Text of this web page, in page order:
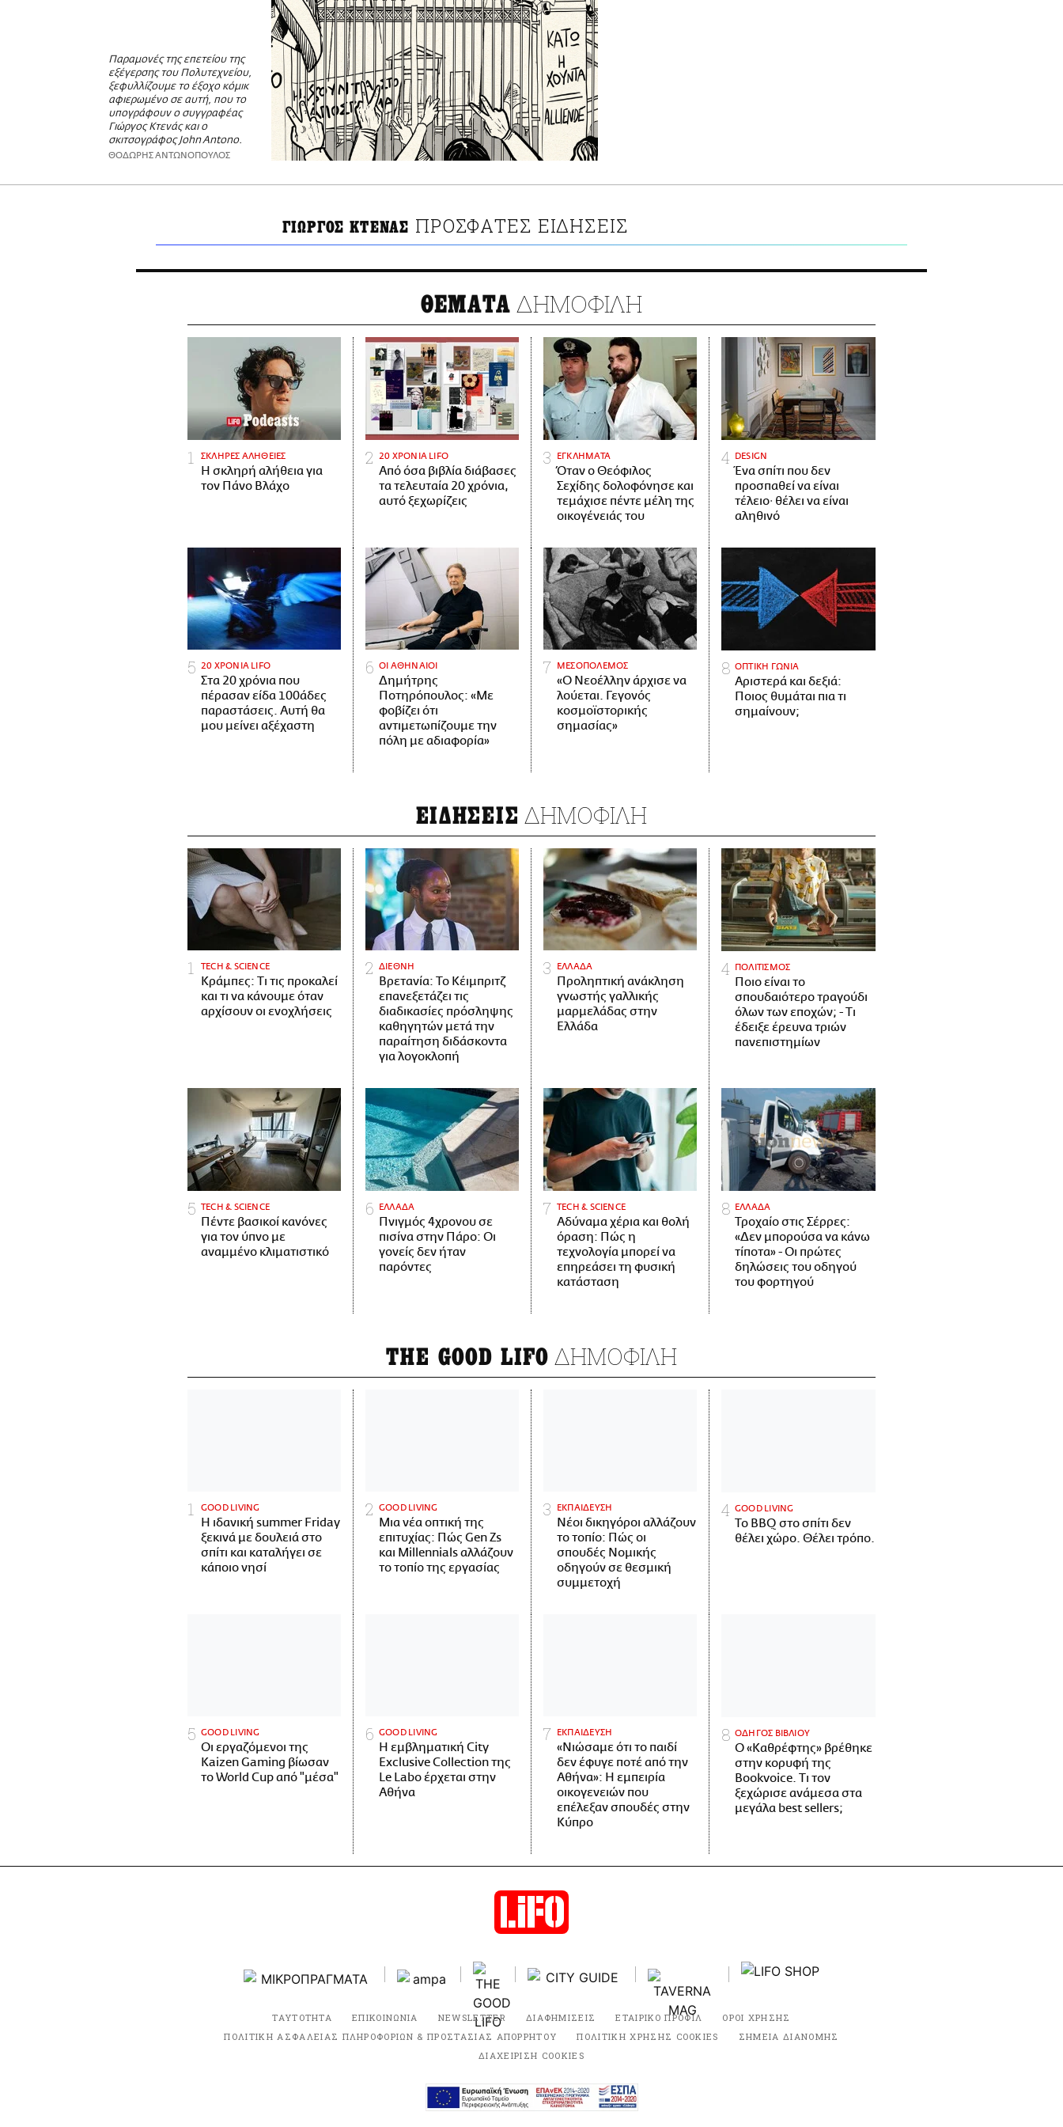
Παραμονές της επετείου της
εξέγερσης του Πολυτεχνείου,
ξεφυλλίζουμε το έξοχο κόμικ
αφιερωμένο σε αυτή, που το
υπογράφουν ο συγγραφέας
Γιώργος Κτενάς και ο
σκιτσογράφος John Antono.
ΘΟΔΩΡΗΣ ΑΝΤΩΝΟΠΟΥΛΟΣ
ΓΙΩΡΓΟΣ ΚΤΕΝΑΣ ΠΡΟΣΦΑΤΕΣ ΕΙΔΗΣΕΙΣ
ΘΕΜΑΤΑ ΔΗΜΟΦΙΛΗ
ΣΚΛΗΡΕΣ ΑΛΗΘΕΙΕΣ
H σκληρή αλήθεια για
τον Πάνο Βλάχο
20 ΧΡΟΝΙΑ LIFO
Από όσα βιβλία διάβασες
τα τελευταία 20 χρόνια,
αυτό ξεχωρίζεις
ΕΓΚΛΗΜΑΤΑ
Όταν ο Θεόφιλος
Σεχίδης δολοφόνησε και
τεμάχισε πέντε μέλη της
οικογένειάς του
DESIGN
Ένα σπίτι που δεν
προσπαθεί να είναι
τέλειο· θέλει να είναι
αληθινό
20 ΧΡΟΝΙΑ LIFO
Στα 20 χρόνια που
πέρασαν είδα 100άδες
παραστάσεις. Αυτή θα
μου μείνει αξέχαστη
ΟΙ ΑΘΗΝΑΙΟΙ
Δημήτρης
Ποτηρόπουλος: «Με
φοβίζει ότι
αντιμετωπίζουμε την
πόλη με αδιαφορία»
ΜΕΣΟΠΟΛΕΜΟΣ
«Ο Νεοέλλην άρχισε να
λούεται. Γεγονός
κοσμοϊστορικής
σημασίας»
ΟΠΤΙΚΗ ΓΩΝΙΑ
Αριστερά και δεξιά:
Ποιος θυμάται πια τι
σημαίνουν;
ΕΙΔΗΣΕΙΣ ΔΗΜΟΦΙΛΗ
ΤECH & SCIENCE
Κράμπες: Τι τις προκαλεί
και τι να κάνουμε όταν
αρχίσουν οι ενοχλήσεις
ΔΙΕΘΝΗ
Βρετανία: Το Κέιμπριτζ
επανεξετάζει τις
διαδικασίες πρόσληψης
καθηγητών μετά την
παραίτηση διδάσκοντα
για λογοκλοπή
ΕΛΛΑΔΑ
Προληπτική ανάκληση
γνωστής γαλλικής
μαρμελάδας στην
Ελλάδα
ΠΟΛΙΤΙΣΜΟΣ
Ποιο είναι το
σπουδαιότερο τραγούδι
όλων των εποχών; - Τι
έδειξε έρευνα τριών
πανεπιστημίων
ΤECH & SCIENCE
Πέντε βασικοί κανόνες
για τον ύπνο με
αναμμένο κλιματιστικό
ΕΛΛΑΔΑ
Πνιγμός 4χρονου σε
πισίνα στην Πάρο: Οι
γονείς δεν ήταν
παρόντες
ΤECH & SCIENCE
Αδύναμα χέρια και θολή
όραση: Πώς η
τεχνολογία μπορεί να
επηρεάσει τη φυσική
κατάσταση
ΕΛΛΑΔΑ
Τροχαίο στις Σέρρες:
«Δεν μπορούσα να κάνω
τίποτα» - Οι πρώτες
δηλώσεις του οδηγού
του φορτηγού
THE GOOD LIFO ΔΗΜΟΦΙΛΗ
GOOD LIVING
Η ιδανική summer Friday
ξεκινά με δουλειά στο
σπίτι και καταλήγει σε
κάποιο νησί
GOOD LIVING
Μια νέα οπτική της
επιτυχίας: Πώς Gen Zs
και Millennials αλλάζουν
το τοπίο της εργασίας
ΕΚΠΑΙΔΕΥΣΗ
Νέοι δικηγόροι αλλάζουν
το τοπίο: Πώς οι
σπουδές Νομικής
οδηγούν σε θεσμική
συμμετοχή
GOOD LIVING
Το BBQ στο σπίτι δεν
θέλει χώρο. Θέλει τρόπο.
GOOD LIVING
Οι εργαζόμενοι της
Kaizen Gaming βίωσαν
το World Cup από "μέσα"
GOOD LIVING
Η εμβληματική City
Exclusive Collection της
Le Labo έρχεται στην
Αθήνα
ΕΚΠΑΙΔΕΥΣΗ
«Νιώσαμε ότι το παιδί
δεν έφυγε ποτέ από την
Αθήνα»: Η εμπειρία
οικογενειών που
επέλεξαν σπουδές στην
Κύπρο
ΟΔΗΓΟΣ ΒΙΒΛΙΟΥ
Ο «Καθρέφτης» βρέθηκε
στην κορυφή της
Bookvoice. Τι τον
ξεχώρισε ανάμεσα στα
μεγάλα best sellers;
ΤΑΥΤΟΤΗΤΑ ΕΠΙΚΟΙΝΩΝΙΑ NEWSLETTER ΔΙΑΦΗΜΙΣΕΙΣ ΕΤΑΙΡΙΚΟ ΠΡΟΦΙΛ
ΟΡΟΙ ΧΡΗΣΗΣ
ΠΟΛΙΤΙΚΗ ΑΣΦΑΛΕΙΑΣ ΠΛΗΡΟΦΟΡΙΩΝ & ΠΡΟΣΤΑΣΙΑΣ ΑΠΟΡΡΗΤΟΥ
ΠΟΛΙΤΙΚΗ ΧΡΗΣΗΣ COOKIES
ΣΗΜΕΙΑ ΔΙΑΝΟΜΗΣ
ΔΙΑΧΕΙΡΙΣΗ COOKIES